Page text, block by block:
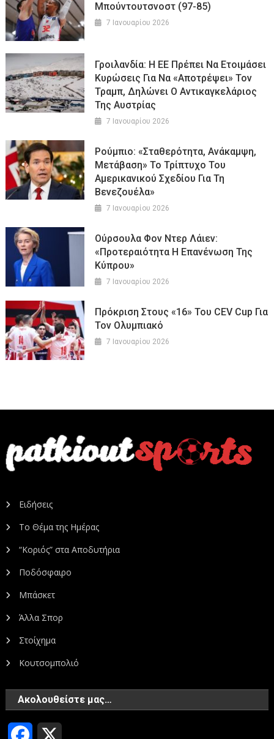
Μπούντουτσνοστ (97-85)
7 Ιανουαρίου 2026
Γροιλανδία: Η ΕΕ Πρέπει Να Ετοιμάσει
Κυρώσεις Για Να «αποτρέψει» Τον
Τραμπ, Δηλώνει Ο Αντικαγκελάριος
Της Αυστρίας
7 Ιανουαρίου 2026
Ρούμπιο: «Σταθερότητα, Ανάκαμψη,
Μετάβαση» Το Τρίπτυχο Του
Αμερικανικού Σχεδίου Για Τη
Βενεζουέλα»
7 Ιανουαρίου 2026
Ούρσουλα Φον Ντερ Λάιεν:
«Προτεραιότητα Η Επανένωση Της
Κύπρου»
7 Ιανουαρίου 2026
Πρόκριση Στους «16» Του CEV Cup Για
Τον Ολυμπιακό
7 Ιανουαρίου 2026
Ειδήσεις
Το Θέμα της Ημέρας
“Κοριός” στα Αποδυτήρια
Ποδόσφαιρο
Μπάσκετ
Άλλα Σπορ
Στοίχημα
Κουτσομπολιό
Ακολουθείστε μας…
Facebook